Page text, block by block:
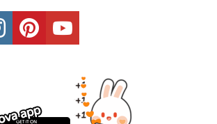
instagrampinterestyoutube